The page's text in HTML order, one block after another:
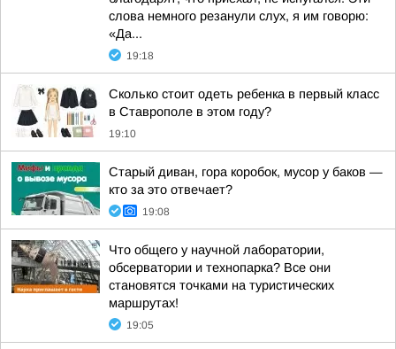
слова немного резанули слух, я им говорю:
«Да...
19:18
Сколько стоит одеть ребенка в первый класс
в Ставрополе в этом году?
19:10
Старый диван, гора коробок, мусор у баков —
кто за это отвечает?
19:08
Что общего у научной лаборатории,
обсерватории и технопарка? Все они
становятся точками на туристических
маршрутах!
19:05